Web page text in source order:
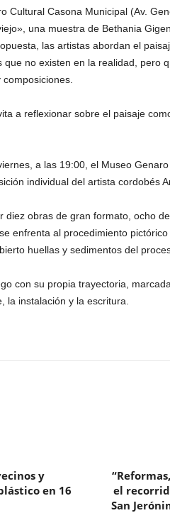
Cultural Casona Municipal (Av.
una muestra de Bethania
las artistas abordan el
que no existen en la realidad, pero
a reflexionar sobre el paisaje
a las 19:00, el Museo
individual del artista cordobés
diez obras de gran formato, ocho
enfrenta al procedimiento
huellas y sedimentos del
con su propia trayectoria,
la instalación y la escritura.
y
en 16
el
San